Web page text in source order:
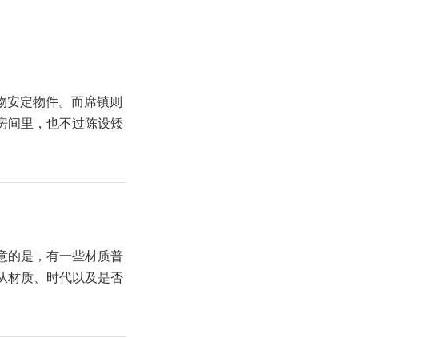
安定物件。而席镇则
间里，也不过陈设矮
的是，有一些材质普
材质、时代以及是否